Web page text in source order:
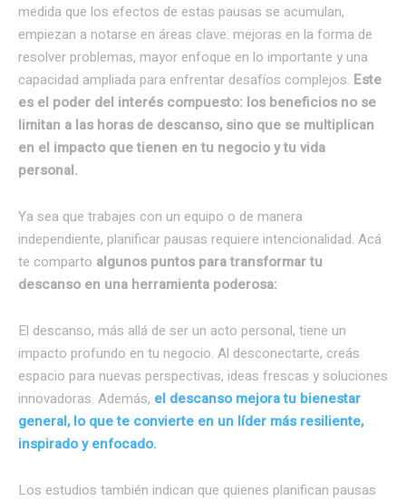
medida que los efectos de estas pausas se acumulan,
empiezan a notarse en áreas clave: mejoras en la forma de
resolver problemas, mayor enfoque en lo importante y una
capacidad ampliada para enfrentar desafíos complejos. Este
es el poder del interés compuesto: los beneficios no se
limitan a las horas de descanso, sino que se multiplican
en el impacto que tienen en tu negocio y tu vida
personal.
Ya sea que trabajes con un equipo o de manera
independiente, planificar pausas requiere intencionalidad. Acá
te comparto algunos puntos para transformar tu
descanso en una herramienta poderosa:
El descanso, más allá de ser un acto personal, tiene un
impacto profundo en tu negocio. Al desconectarte, creás
espacio para nuevas perspectivas, ideas frescas y soluciones
innovadoras. Además, el descanso mejora tu bienestar
general, lo que te convierte en un líder más resiliente,
inspirado y enfocado.
Los estudios también indican que quienes planifican pausas